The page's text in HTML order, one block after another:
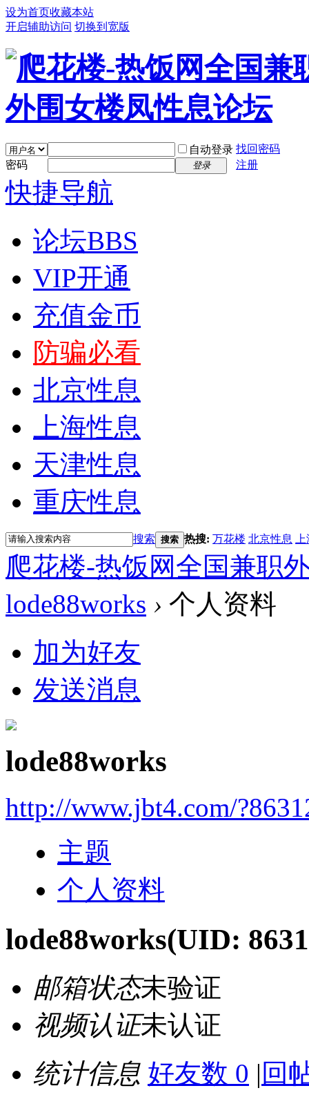
设为首页收藏本站
开启辅助访问 切换到宽版
自动登录 找回密码
密码
登录 注册
快捷导航
论坛BBS
VIP开通
充值金币
防骗必看
北京性息
上海性息
天津性息
重庆性息
搜索 搜索 热搜: 万花楼 北京性息
爬花楼-热饭网全国兼职
lode88works › 个人资料
加为好友
发送消息
lode88works
http://www.jbt4.com/
主题
个人资料
lode88works(UID:
邮箱状态未验证
视频认证未认证
统计信息 好友数 0 | 回